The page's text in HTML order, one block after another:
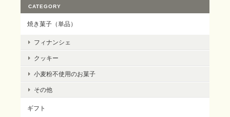
CATEGORY
焼き菓子（単品）
フィナンシェ
クッキー
小麦粉不使用のお菓子
その他
ギフト